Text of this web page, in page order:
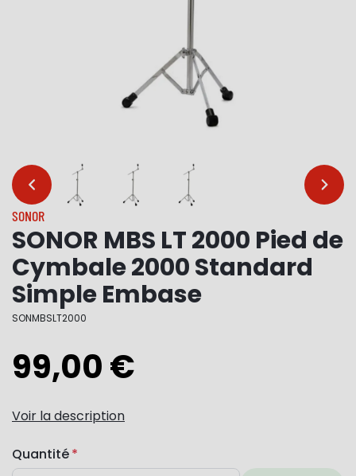
… …
SONOR
SONOR MBS LT 2000 Pied de
Cymbale 2000 Standard
Simple Embase
SONMBSLT2000
99,00 €
Voir la description
Quantité